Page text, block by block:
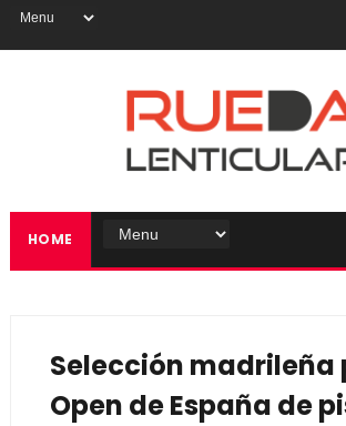
HOME
Selección madrileña
Open de España de